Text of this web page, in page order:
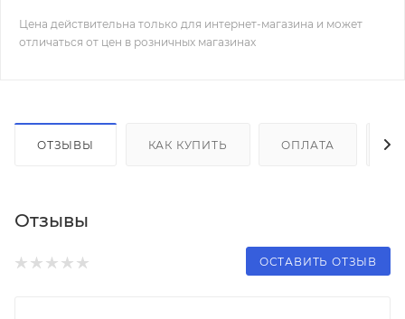
Цена действительна только для интернет-магазина и может
отличаться от цен в розничных магазинах
ОТЗЫВЫ КАК КУПИТЬ ОПЛАТА
Отзывы
ОСТАВИТЬ ОТЗЫВ